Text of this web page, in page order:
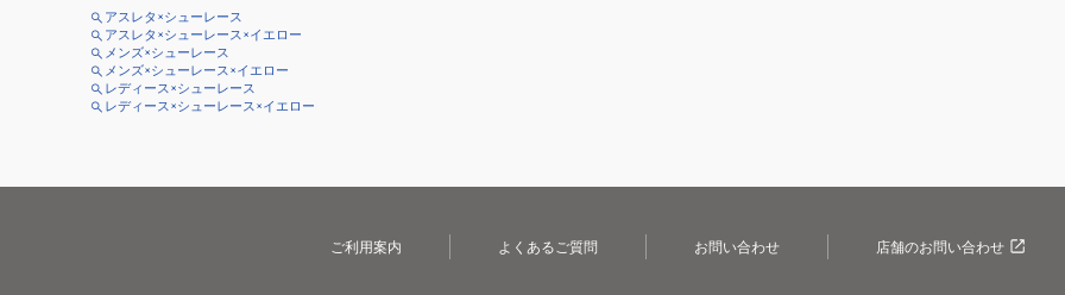
アスレタ×シューレース
アスレタ×シューレース×イエロー
メンズ×シューレース
メンズ×シューレース×イエロー
レディース×シューレース
レディース×シューレース×イエロー
ご利用案内 よくあるご質問 お問い合わせ 店舗のお問い合わせ